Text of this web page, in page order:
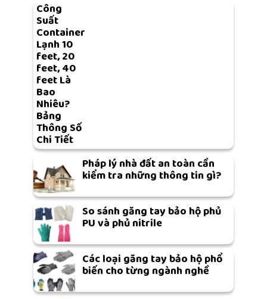
Công
Suất
Container
Lạnh 10
feet, 20
feet, 40
feet Là
Bao
Nhiêu?
Bảng
Thông Số
Chi Tiết
Pháp lý nhà đất an toàn cần
kiểm tra những thông tin gì?
So sánh găng tay bảo hộ phủ
PU và phủ nitrile
Các loại găng tay bảo hộ phổ
biến cho từng ngành nghề